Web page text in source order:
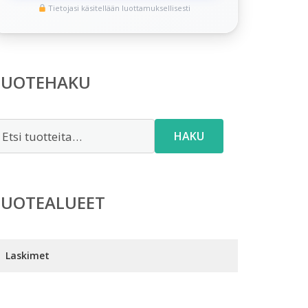
Tietojasi käsitellään luottamuksellisesti
HAKU
Laskimet